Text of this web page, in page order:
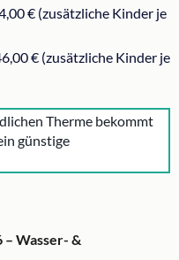
€ (zusätzliche Kinder je
€ (zusätzliche Kinder je
Therme bekommt
günstige
Wasser- &